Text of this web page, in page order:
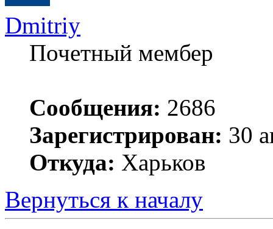
Dmitriy
Почетный мембер
Сообщения: 2686
Зарегистрирован: 30
Откуда: Харьков
Вернуться к началу